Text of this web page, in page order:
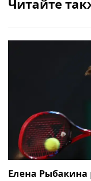
Читайте
Елена Рыбакина